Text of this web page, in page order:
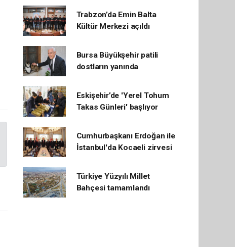
Trabzon’da Emin Balta
Kültür Merkezi açıldı
Bursa Büyükşehir patili
dostların yanında
Eskişehir’de 'Yerel Tohum
Takas Günleri' başlıyor
Cumhurbaşkanı Erdoğan ile
İstanbul'da Kocaeli zirvesi
Türkiye Yüzyılı Millet
Bahçesi tamamlandı